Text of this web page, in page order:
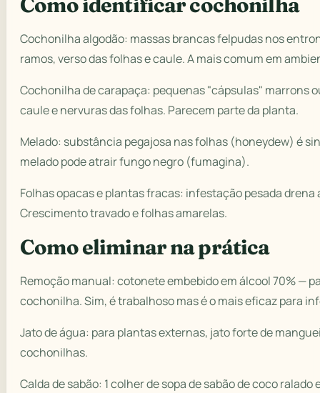
Cochonilha algodão: massas brancas felpudas nos
ramos, verso das folhas e caule. A mais comum em
Cochonilha de carapaça: pequenas "cápsulas" marrons
caule e nervuras das folhas. Parecem parte da planta.
Melado: substância pegajosa nas folhas (honeydew) é
melado pode atrair fungo negro (fumagina).
Folhas opacas e plantas fracas: infestação pesada
Crescimento travado e folhas amarelas.
Como eliminar na prática
Remoção manual: cotonete embebido em álcool 70% —
cochonilha. Sim, é trabalhoso mas é o mais eficaz para
Jato de água: para plantas externas, jato forte de
cochonilhas.
Calda de sabão: 1 colher de sopa de sabão de coco ralado